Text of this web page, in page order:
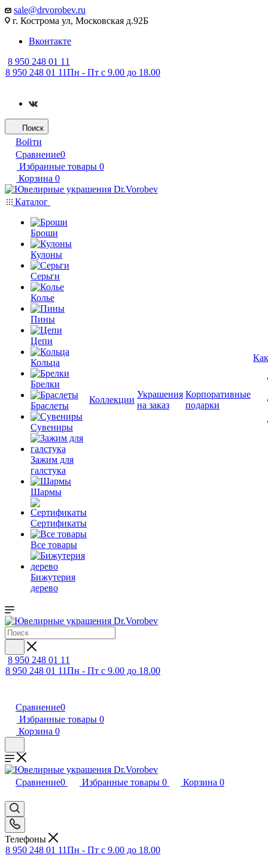
sale@drvorobev.ru
г. Кострома ул, Московская д.92Б
Вконтакте
8 950 248 01 11
8 950 248 01 11Пн - Пт с 9.00 до 18.00
Поиск
Войти
Сравнение0
Избранные товары 0
Корзина 0
Каталог
Броши
Кулоны
Серьги
Колье
Пины
Цепи
Кольца
Брелки
Браслеты
Сувениры
Зажим для
галстука
Шармы
Сертификаты
Все товары
Бижутерия
дерево
Коллекции
Украшения
на заказ
Корпоративные
подарки
8 950 248 01 11
8 950 248 01 11Пн - Пт с 9.00 до 18.00
Сравнение0
Избранные товары 0
Корзина 0
Сравнение0 Избранные товары 0 Корзина 0
Телефоны
8 950 248 01 11Пн - Пт с 9.00 до 18.00